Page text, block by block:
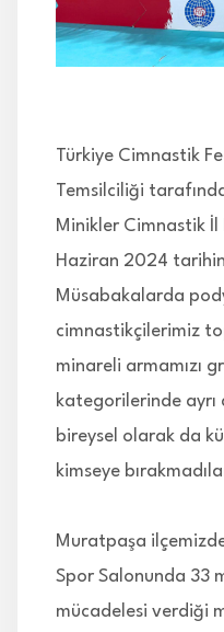
Türkiye Cimnastik
Temsilciliği
Minikler Cimnastik İl
Haziran 2024
Müsabakalarda
cimnastikçilerimiz
minareli armamızı
kategorilerinde ayrı
bireysel olarak da
kimseye
Muratpaşa
Spor Salonunda 33
mücadelesi verdiği